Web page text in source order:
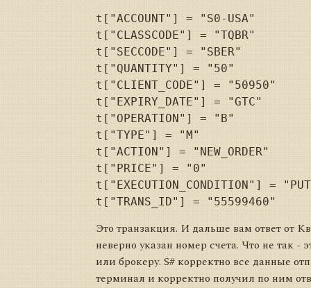
t["ACCOUNT"] = "S0-USA"
t["CLASSCODE"] = "TQBR"
t["SECCODE"] = "SBER"
t["QUANTITY"] = "50"
t["CLIENT_CODE"] = "50950"
t["EXPIRY_DATE"] = "GTC"
t["OPERATION"] = "B"
t["TYPE"] = "M"
t["ACTION"] = "NEW_ORDER"
t["PRICE"] = "0"
t["EXECUTION_CONDITION"] =
Это транзакция. И дальше вам ответ от
неверно указан номер счета. Что не так -
или брокеру. S# корректно все данные
терминал и корректно получил по ним